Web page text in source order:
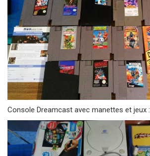
Console Dreamcast avec manettes et jeux :